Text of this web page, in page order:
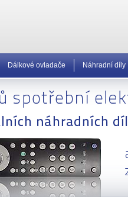
Dálkové ovladače Náhradní díly